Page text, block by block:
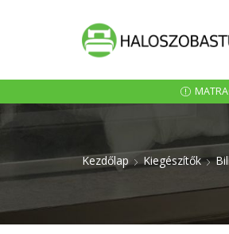
Kezdőlap Kiegészítők